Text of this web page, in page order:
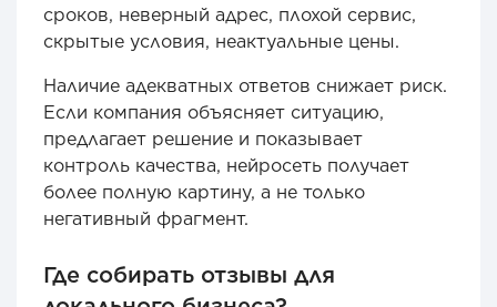
сроков, неверный адрес, плохой сервис,
скрытые условия, неактуальные цены.
Наличие адекватных ответов снижает риск.
Если компания объясняет ситуацию,
предлагает решение и показывает
контроль качества, нейросеть получает
более полную картину, а не только
негативный фрагмент.
Где собирать отзывы для